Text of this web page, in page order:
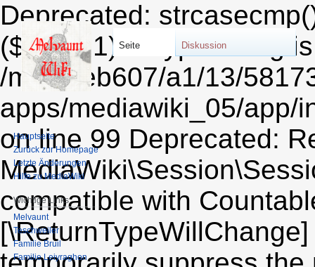
Deprecated:
($string1) of type string
/mnt/web607/a1/13/
apps/mediawiki_05/app/
on line 99 Deprecated:
compatible with
Seite Diskussion
Hauptseite
Zurück zur Homepage
Letzte Änderungen
Hilfe zu MediaWiki
Wichtige Links
Melvaunt
Teschweiler
Familie Bruil
Familie Leiyraghon